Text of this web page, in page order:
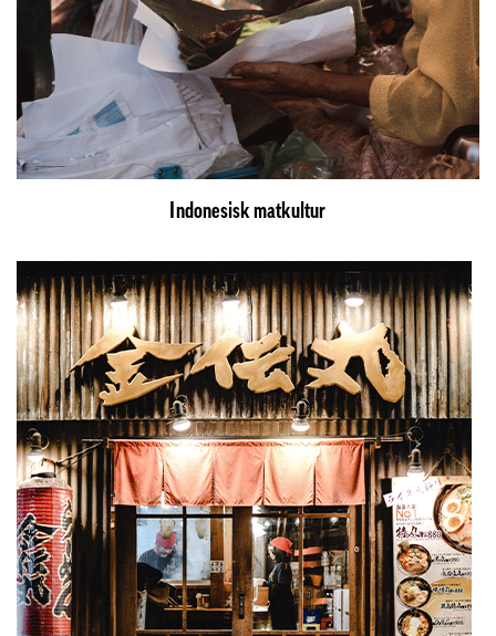
Indonesisk matkultur